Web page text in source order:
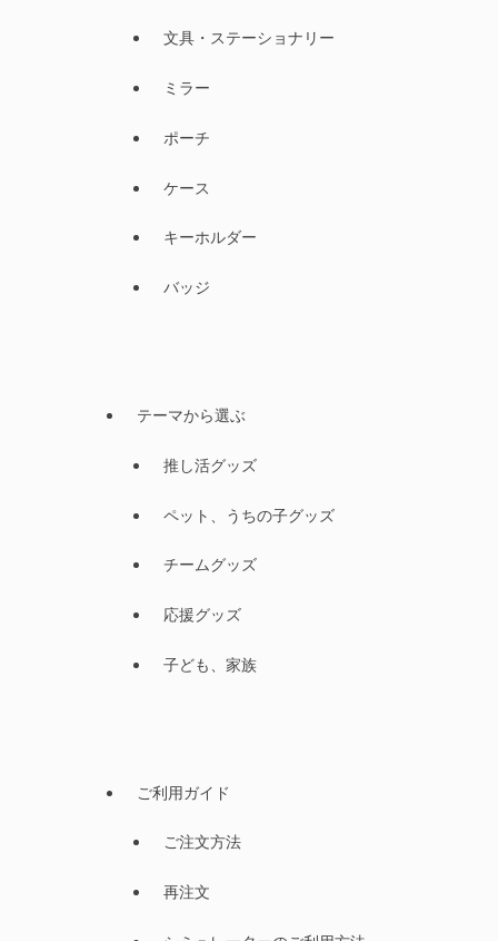
文具・ステーショナリー
ミラー
ポーチ
ケース
キーホルダー
バッジ
テーマから選ぶ
推し活グッズ
ペット、うちの子グッズ
チームグッズ
応援グッズ
子ども、家族
ご利用ガイド
ご注文方法
再注文